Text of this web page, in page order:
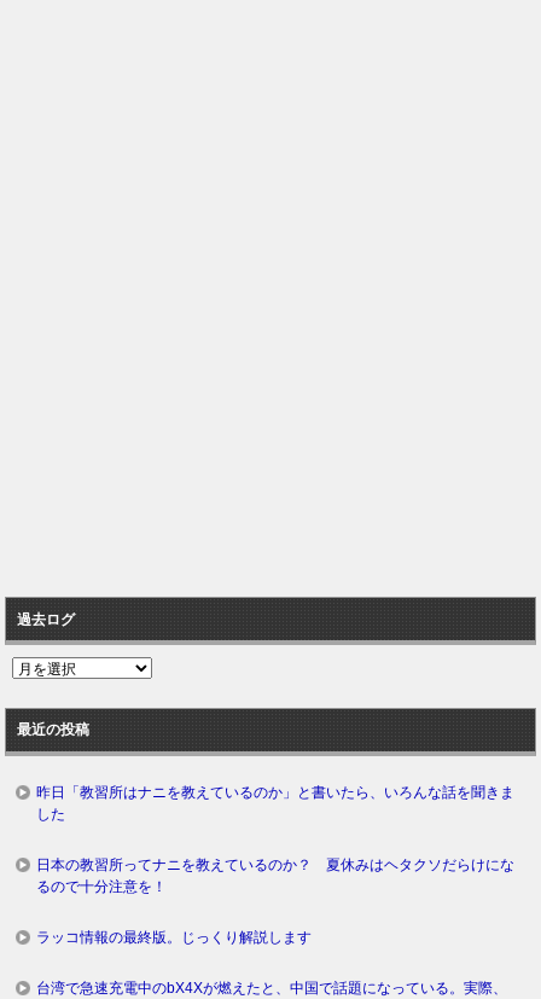
過去ログ
過
ロ
グ
最近の投稿
昨日「教習所はナニを教えているのか」と書いたら、いろんな話を聞きま
した
日本の教習所ってナニを教えているのか？ 夏休みはヘタクソだらけにな
るので十分注意を！
ラッコ情報の最終版。じっくり解説します
台湾で急速充電中のbX4Xが燃えたと、中国で話題になっている。実際、